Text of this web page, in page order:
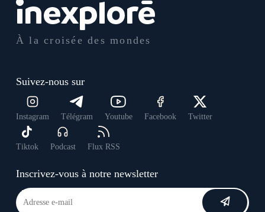
À la croisée des mondes
Suivez-nous sur
Instagram Télégram Youtube Facebook Twitter
Tiktok Podcast Flux RSS
Inscrivez-vous à notre newsletter